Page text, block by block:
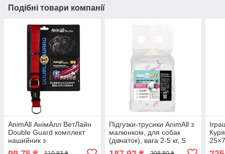
Подібні товари компанії
AnimAll АнімАлл ВетЛайн
Double Guard комплект
нашийник з
Підгузки-трусики AnimAll з
малюнком, для собак
(дівчаток), вага 2-5 кг, S